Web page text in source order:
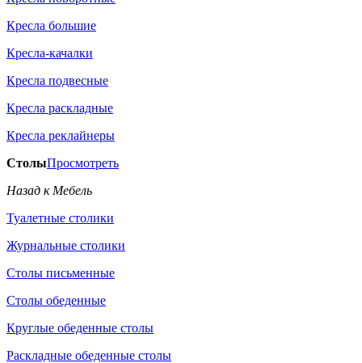
Кресла большие
Кресла-качалки
Кресла подвесные
Кресла раскладные
Кресла реклайнеры
СтолыПросмотреть
Назад к Мебель
Туалетные столики
Журнальные столики
Столы письменные
Столы обеденные
Круглые обеденные столы
Раскладные обеденные столы